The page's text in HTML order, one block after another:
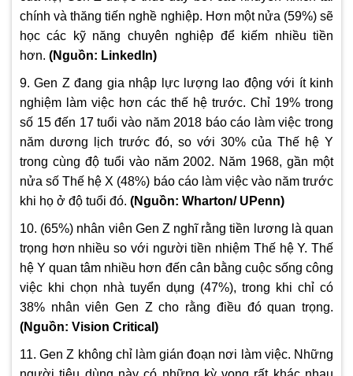
chính và thăng tiến nghề nghiệp. Hơn một nửa (59%) sẽ
học các kỹ năng chuyên nghiệp để kiếm nhiều tiền
hơn. (Nguồn: LinkedIn)
9. Gen Z đang gia nhập lực lượng lao động với ít kinh
nghiệm làm việc hơn các thế hệ trước. Chỉ 19% trong
số 15 đến 17 tuổi vào năm 2018 báo cáo làm việc trong
năm dương lịch trước đó, so với 30% của Thế hệ Y
trong cùng độ tuổi vào năm 2002. Năm 1968, gần một
nửa số Thế hệ X (48%) báo cáo làm việc vào năm trước
khi họ ở độ tuổi đó. (Nguồn: Wharton/ UPenn)
10. (65%) nhân viên Gen Z nghĩ rằng tiền lương là quan
trọng hơn nhiều so với người tiền nhiệm Thế hệ Y. Thế
hệ Y quan tâm nhiều hơn đến cân bằng cuộc sống công
việc khi chọn nhà tuyển dụng (47%), trong khi chỉ có
38% nhân viên Gen Z cho rằng điều đó quan trọng.
(Nguồn: Vision Critical)
11. Gen Z không chỉ làm gián đoạn nơi làm việc. Những